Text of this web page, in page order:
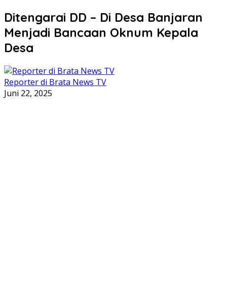
Ditengarai DD – Di Desa Banjaran
Menjadi Bancaan Oknum Kepala
Desa
Reporter di Brata News TV
Juni 22, 2025